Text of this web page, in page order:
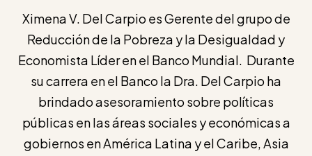
Ximena V. Del Carpio es Gerente del grupo de
Reducción de la Pobreza y la Desigualdad y
Economista Líder en el Banco Mundial. Durante
su carrera en el Banco la Dra. Del Carpio ha
brindado asesoramiento sobre políticas
públicas en las áreas sociales y económicas a
gobiernos en América Latina y el Caribe, Asia